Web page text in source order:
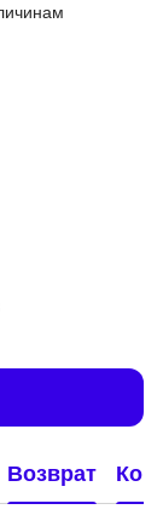
Возврат